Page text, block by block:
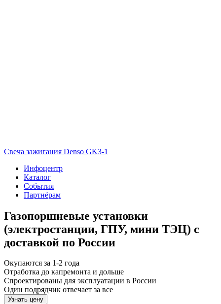
Свеча зажигания Denso GK3-1
Инфоцентр
Каталог
События
Партнёрам
Газопоршневые установки
(электростанции, ГПУ, мини ТЭЦ) с
доставкой по России
Окупаются за 1-2 года
Отработка до капремонта и дольше
Спроектированы для эксплуатации в России
Один подрядчик отвечает за все
Узнать цену